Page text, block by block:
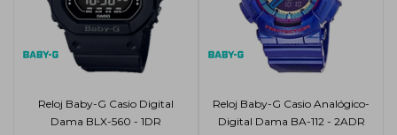
Reloj Baby-G Casio Digital
Dama BLX-560 - 1DR
Reloj Baby-G Casio Analógico-
Digital Dama BA-112 - 2ADR